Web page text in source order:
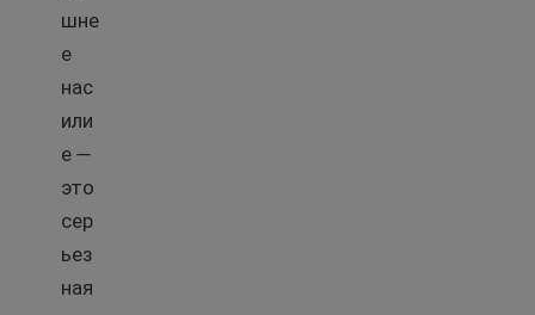
шне
е
нас
или
е —
это
сер
ьез
ная